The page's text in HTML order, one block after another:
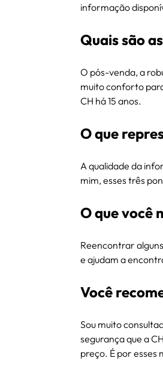
informação
Quais são
O pós-venda, a
muito conforto
CH há 15 anos.
O que
A qualidade da
mim, esses três
O que você
Reencontrar
e ajudam a
Você
Sou muito
segurança que a
preço. É por esses